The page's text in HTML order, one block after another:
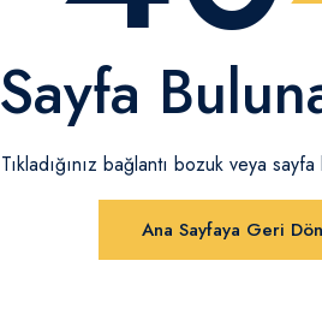
Sayfa
Tıkladığınız bağlantı bozuk veya sayfa
Ana Sayfaya Geri Dön